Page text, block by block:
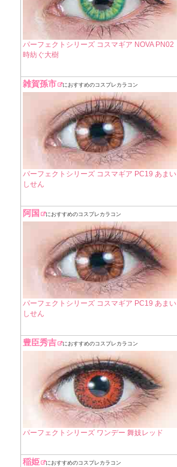
パーフェクトシリーズ コスマギア NOVA PN02
時紡ぐ大樹
雑賀孫市 におすすめのコスプレカラコン
パーフェクトシリーズ コスマギア PC19 あまい
しせん
阿国 におすすめのコスプレカラコン
パーフェクトシリーズ コスマギア PC19 あまい
しせん
豊臣秀吉 におすすめのコスプレカラコン
パーフェクトシリーズ ワンデー 舞妓レッド
稲姫 におすすめのコスプレカラコン